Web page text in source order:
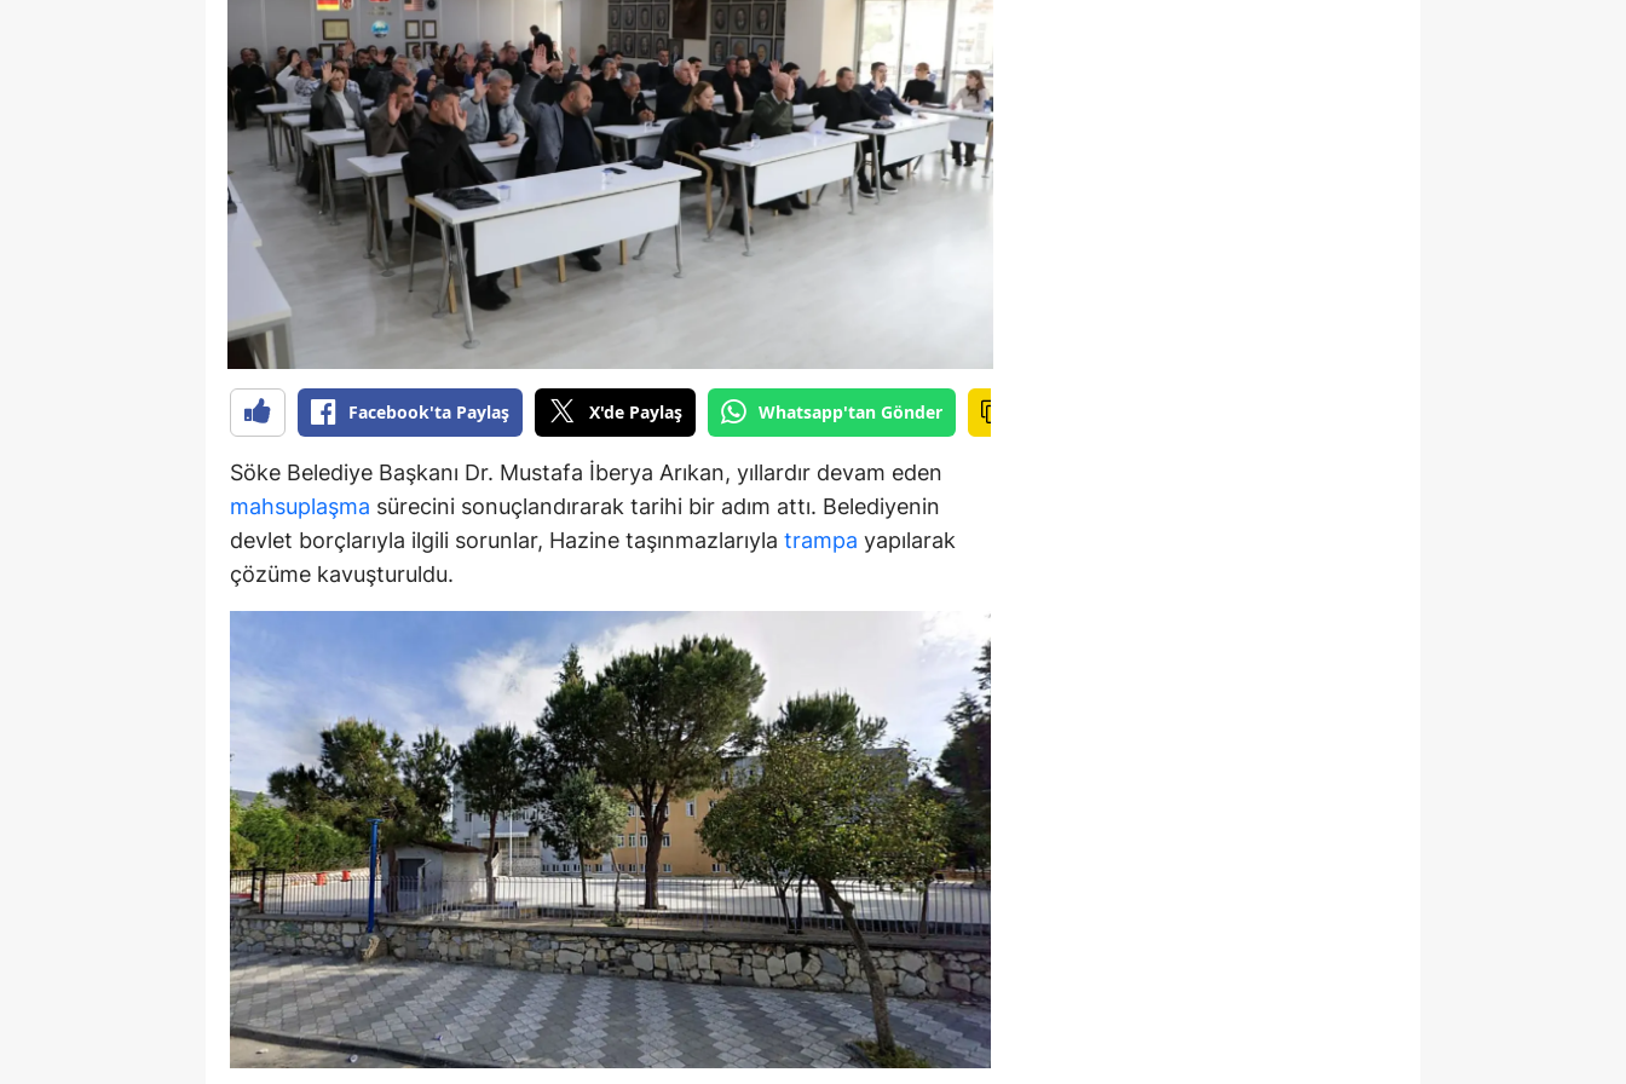
Yozgat
Zonguldak
Aksaray
Bayburt
Karaman
Kırıkkale
Şırnak
Bartın
Iğdır
Karabük
Kilis
Osmaniye
Düzce
Facebook'ta Paylaş X'de Paylaş Whatsapp'tan Gönder
Söke Belediye Başkanı Dr. Mustafa İberya Arıkan, yıllardır devam eden
mahsuplaşma sürecini sonuçlandırarak tarihi bir adım attı. Belediyenin
devlet borçlarıyla ilgili sorunlar, Hazine taşınmazlarıyla trampa yapılarak
çözüme kavuşturuldu.